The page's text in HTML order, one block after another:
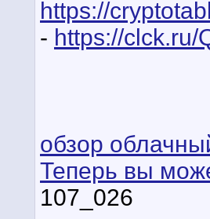
https://
- https://clck.ru/
обзор
Теперь вы
107_026